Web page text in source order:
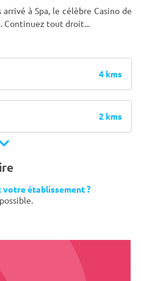
à Spa, le célèbre Casino de
Continuez tout droit...
4 kms
2 kms
établissement ?